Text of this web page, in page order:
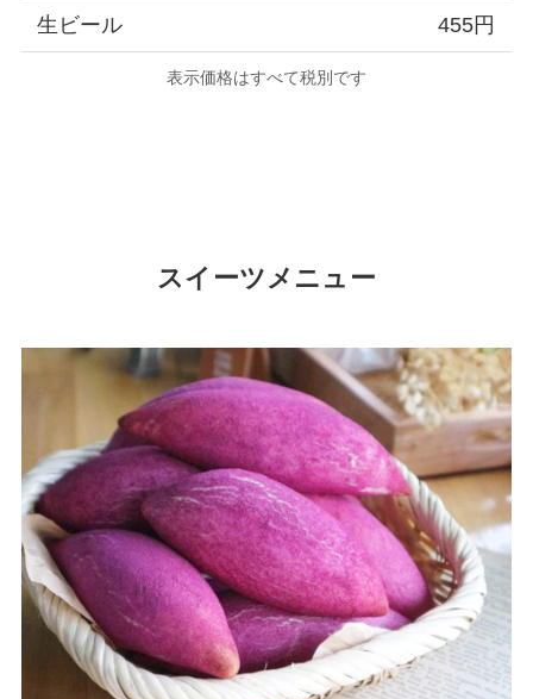
生ビール 455円
表示価格はすべて税別です
スイーツメニュー